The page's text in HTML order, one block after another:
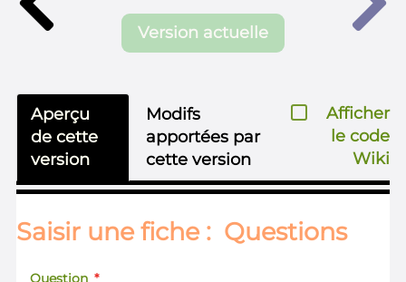
Version actuelle
Aperçu
de cette
version
Modifs
apportées par
cette version
Afficher
le code
Wiki